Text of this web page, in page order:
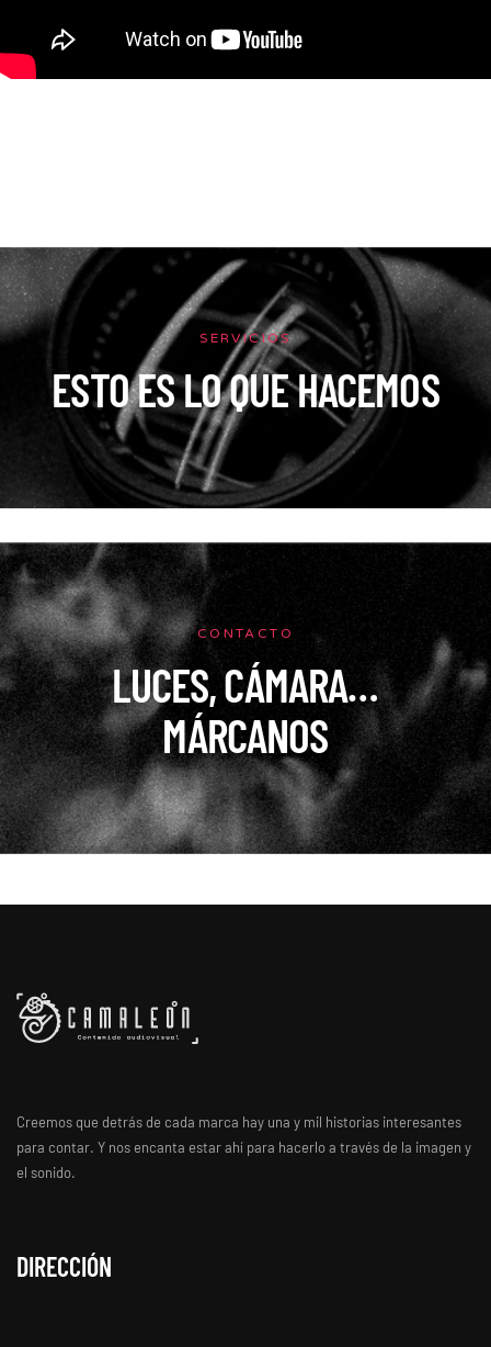
SERVICIOS
ESTO ES LO QUE HACEMOS
CONTACTO
LUCES, CÁMARA…
MÁRCANOS
Creemos que detrás de cada marca hay una y mil historias interesantes
para contar. Y nos encanta estar ahí para hacerlo a través de la imagen y
el sonido.
DIRECCIÓN